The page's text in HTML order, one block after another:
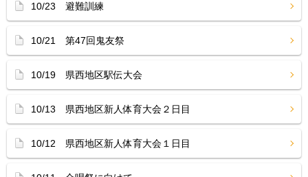
10/23 避難訓練
10/21 第47回鬼友祭
10/19 県西地区駅伝大会
10/13 県西地区新人体育大会２日目
10/12 県西地区新人体育大会１日目